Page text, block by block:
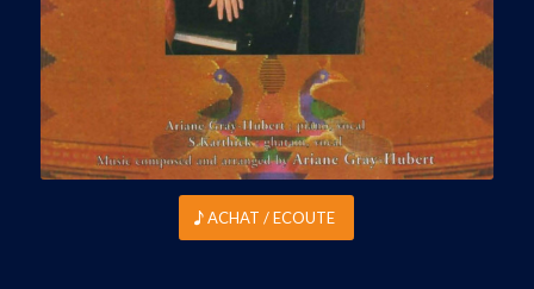
ACHAT / ECOUTE